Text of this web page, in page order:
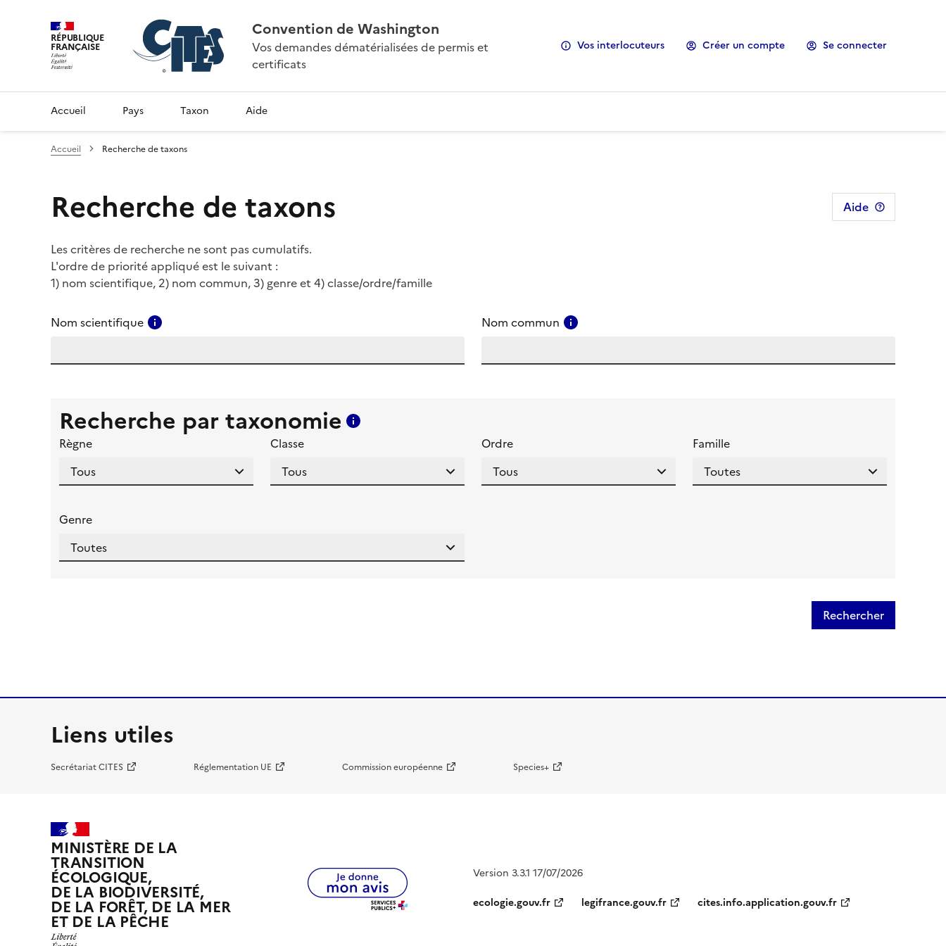
RÉPUBLIQUE
FRANÇAISE
Convention de Washington
Vos demandes dématérialisées de permis et
certificats
Vos interlocuteurs Créer un compte Se connecter
Accueil Pays Taxon Aide
Accueil Recherche de taxons
Recherche de taxons Aide
Les critères de recherche ne sont pas cumulatifs.
L'ordre de priorité appliqué est le suivant :
1) nom scientifique, 2) nom commun, 3) genre et 4) classe/ordre/famille
Nom scientifique Nom commun
Recherche par taxonomie
Règne
Classe Ordre Famille
Genre
Rechercher
Liens utiles
Secrétariat CITES Réglementation UE Commission européenne Species+
MINISTÈRE DE LA
TRANSITION
ÉCOLOGIQUE,
DE LA BIODIVERSITÉ,
DE LA FORÊT, DE LA MER
ET DE LA PÊCHE
Version 3.3.1 17/07/2026
ecologie.gouv.fr
legifrance.gouv.fr cites.info.application.gouv.fr